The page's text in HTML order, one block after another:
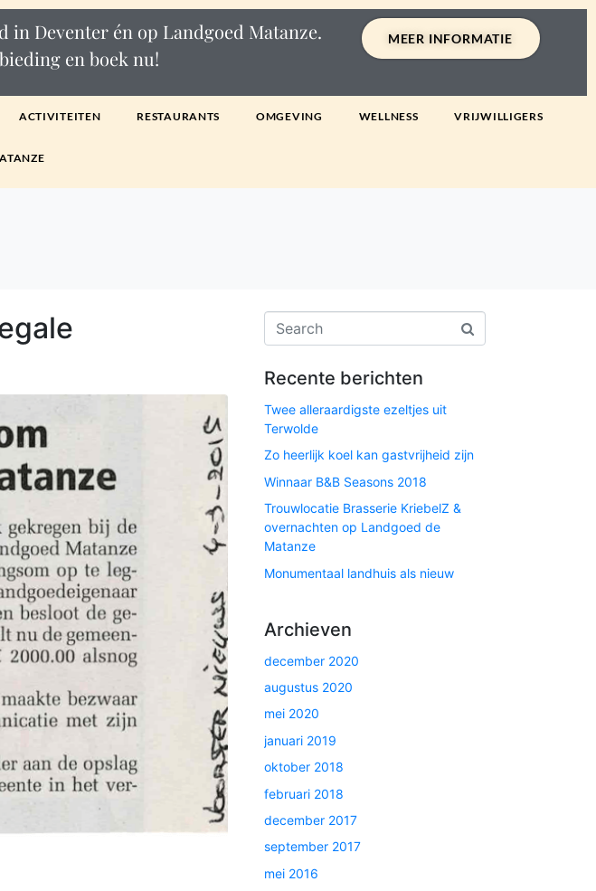
in Deventer én op Landgoed Matanze.
en boek nu!
MEER INFORMATIE
ACTIVITEITEN RESTAURANTS OMGEVING WELLNESS VRIJWILLIGERS
Recente berichten
Twee alleraardigste ezeltjes uit
Terwolde
Zo heerlijk koel kan gastvrijheid zijn
Winnaar B&B Seasons 2018
Trouwlocatie Brasserie KriebelZ &
overnachten op Landgoed de
Matanze
Monumentaal landhuis als nieuw
Archieven
december 2020
augustus 2020
mei 2020
januari 2019
oktober 2018
februari 2018
december 2017
september 2017
mei 2016